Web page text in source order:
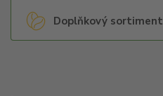
Doplňkový sortiment